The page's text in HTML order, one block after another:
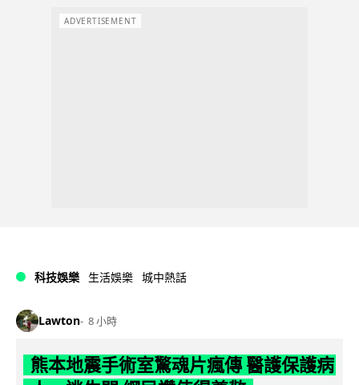
ADVERTISEMENT
科技娛樂 生活娛樂 城中熱話
Lawton 8 小時
熊本地震手術室驚魂片瘋傳 醫護保護病